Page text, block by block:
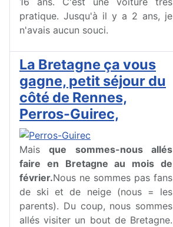
pratique. Jusqu'à il y a 2 ans, je
n'avais aucun souci.
La Bretagne ça vous
gagne, petit séjour du
côté de Rennes,
Perros-Guirec,
Maisque sommes-nous allés
faire en Bretagne au mois de
février.Nous ne sommes pas fans
de ski et de neige (nous = les
parents). Du coup, nous sommes
allés visiter un bout de Bretagne.